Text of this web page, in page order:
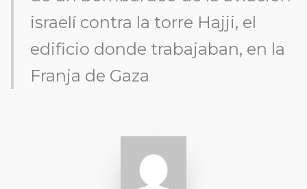
israelí contra la torre Hajji, el
edificio donde trabajaban, en la
Franja de Gaza